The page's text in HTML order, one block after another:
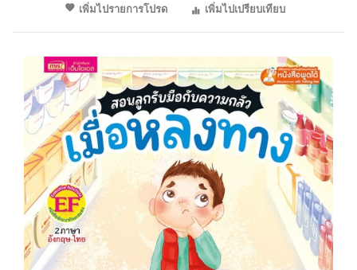
เพิ่มไปรายการโปรด
เพิ่มไปเปรียบเทียบ